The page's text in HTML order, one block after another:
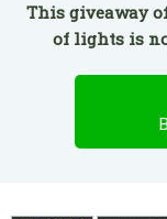
This giveaway
of lights is